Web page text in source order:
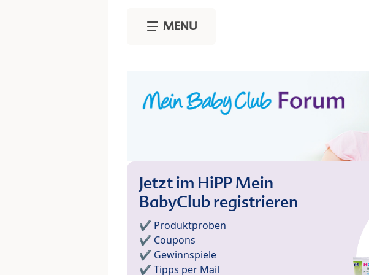
MENU
Jetzt im HiPP Mein
BabyClub registrieren
✔️ Produktproben
✔️ Coupons
✔️ Gewinnspiele
✔️ Tipps per Mail